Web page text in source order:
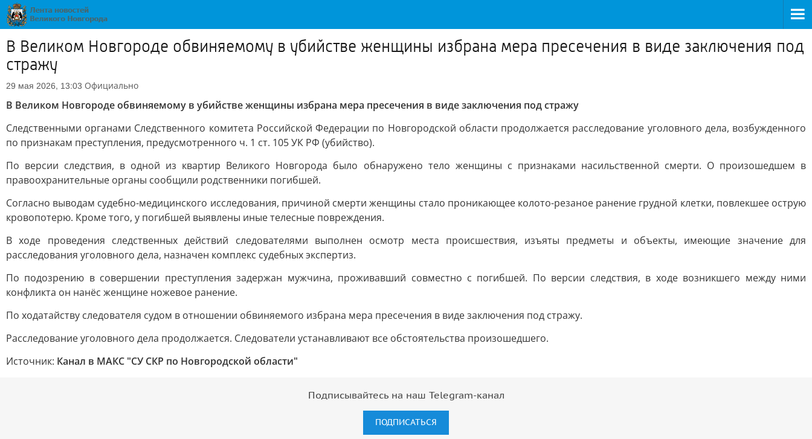
В Великом Новгороде обвиняемому в убийстве женщины избрана мера пресечения в виде заключения под
стражу
29 мая 2026, 13:03 Официально
В Великом Новгороде обвиняемому в убийстве женщины избрана мера пресечения в виде заключения под стражу
Следственными органами Следственного комитета Российской Федерации по Новгородской области продолжается расследование уголовного дела, возбужденного
по признакам преступления, предусмотренного ч. 1 ст. 105 УК РФ (убийство).
По версии следствия, в одной из квартир Великого Новгорода было обнаружено тело женщины с признаками насильственной смерти. О произошедшем в
правоохранительные органы сообщили родственники погибшей.
Согласно выводам судебно-медицинского исследования, причиной смерти женщины стало проникающее колото-резаное ранение грудной клетки, повлекшее острую
кровопотерю. Кроме того, у погибшей выявлены иные телесные повреждения.
В ходе проведения следственных действий следователями выполнен осмотр места происшествия, изъяты предметы и объекты, имеющие значение для
расследования уголовного дела, назначен комплекс судебных экспертиз.
По подозрению в совершении преступления задержан мужчина, проживавший совместно с погибшей. По версии следствия, в ходе возникшего между ними
конфликта он нанёс женщине ножевое ранение.
По ходатайству следователя судом в отношении обвиняемого избрана мера пресечения в виде заключения под стражу.
Расследование уголовного дела продолжается. Следователи устанавливают все обстоятельства произошедшего.
Источник: Канал в МАКС "СУ СКР по Новгородской области"
Подписывайтесь на наш Telegram-канал
ПОДПИСАТЬСЯ